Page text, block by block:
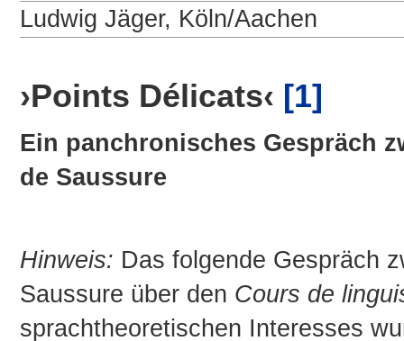
Ludwig Jäger, Köln/Aachen
›Points Délicats‹ [1]
Ein panchronisches Gespräch
de Saussure
Hinweis: Das folgende Gespräch
Saussure über den Cours de
sprachtheoretischen Interesses